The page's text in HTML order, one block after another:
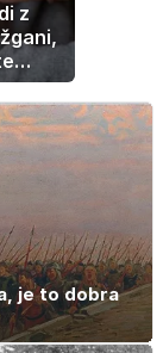
z
je to dobra